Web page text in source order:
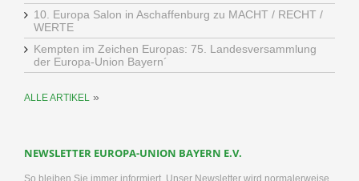
10. Europa Salon in Aschaffenburg zu MACHT / RECHT /
WERTE
Kempten im Zeichen Europas: 75. Landesversammlung
der Europa-Union Bayern´
ALLE ARTIKEL »
NEWSLETTER EUROPA-UNION BAYERN E.V.
So bleiben Sie immer informiert. Unser Newsletter wird normalerweise